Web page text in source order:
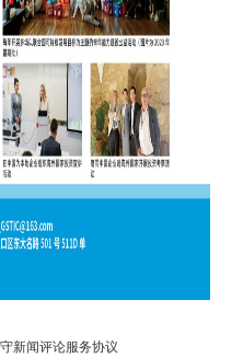
新闻评论服务协议